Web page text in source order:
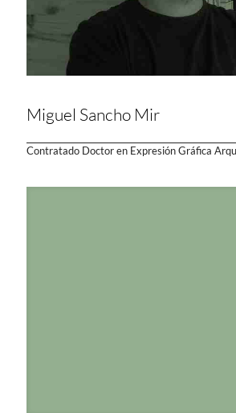
Miguel Sancho Mir
Contratado Doctor en Expresión Gráfica